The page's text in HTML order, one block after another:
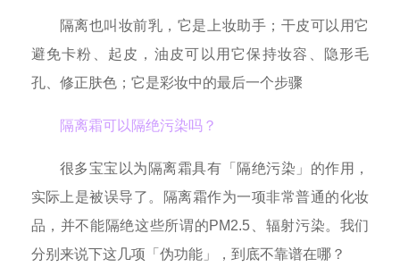
隔离也叫妆前乳，它是上妆助手；干皮可以用它
避免卡粉、起皮，油皮可以用它保持妆容、隐形毛
孔、修正肤色；它是彩妆中的最后一个步骤
隔离霜可以隔绝污染吗？
很多宝宝以为隔离霜具有「隔绝污染」的作用，
实际上是被误导了。隔离霜作为一项非常普通的化妆
品，并不能隔绝这些所谓的PM2.5、辐射污染。我们
分别来说下这几项「伪功能」，到底不靠谱在哪？